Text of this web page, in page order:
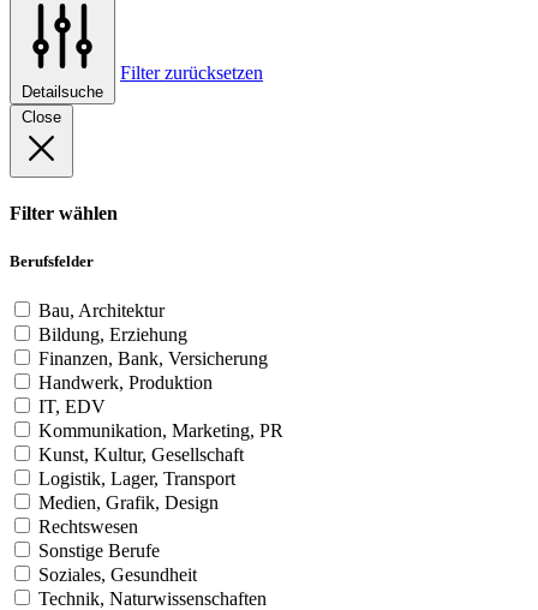
Detailsuche
Filter zurücksetzen
Close
Filter wählen
Berufsfelder
Bau, Architektur
Bildung, Erziehung
Finanzen, Bank, Versicherung
Handwerk, Produktion
IT, EDV
Kommunikation, Marketing, PR
Kunst, Kultur, Gesellschaft
Logistik, Lager, Transport
Medien, Grafik, Design
Rechtswesen
Sonstige Berufe
Soziales, Gesundheit
Technik, Naturwissenschaften